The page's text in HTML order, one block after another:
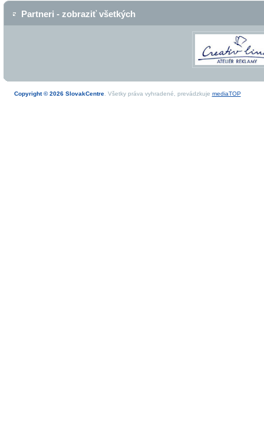
Partneri - zobraziť všetkých
Copyright © 2026 SlovakCentre. Všetky práva vyhradené, prevádzkuje mediaTOP